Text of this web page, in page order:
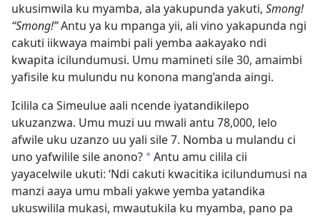
ukusimwila ku myamba, ala yakupunda yakuti, Smong!
“Smong!”Antu ya ku mpanga yii, ali vino yakapunda ngi
cakuti iikwaya maimbi pali yemba aakayako ndi
kwapita icilundumusi. Umu mamineti sile 30, amaimbi
yafisile ku mulundu nu konona mang’anda aingi.
Icilila ca Simeulue aali ncende iyatandikilepo
ukuzanzwa. Umu muzi uu mwali antu 78,000, lelo
afwile uku uzanzo uu yali sile 7. Nomba u mulandu ci
uno yafwilile sile anono? *Antu amu cilila cii
yayacelwile ukuti: ‘Ndi cakuti kwacitika icilundumusi na
manzi aaya umu mbali yakwe yemba yatandika
ukuswilila mukasi, mwautukila ku myamba, pano pa